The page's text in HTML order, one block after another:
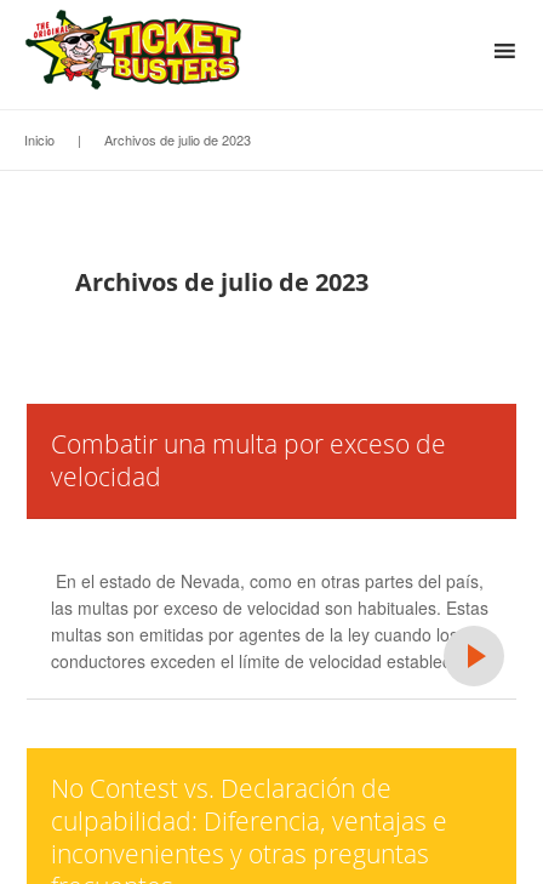
Inicio | Archivos de julio de 2023
Archivos de julio de 2023
Combatir una multa por exceso de
velocidad
En el estado de Nevada, como en otras partes del país,
las multas por exceso de velocidad son habituales. Estas
multas son emitidas por agentes de la ley cuando los
conductores exceden el límite de velocidad establecido.
No Contest vs. Declaración de
culpabilidad: Diferencia, ventajas e
inconvenientes y otras preguntas